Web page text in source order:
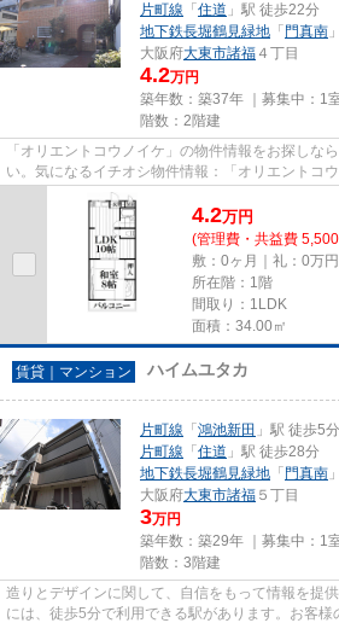
片町線 「 住道 」駅 徒歩22分
地下鉄長堀鶴見緑地 「 門真南
大阪府大東市諸福 ４丁目
4.2万円
築年数：築37年 ｜募集中： 1
階数：2階建
「オリエントコウノイケ」の物件情報をお探しな
い。気になるイチオシ物件情報：「オリエントコ
と、立地が魅力的な物件です。こ...
4.2万円
(管理費・共益費
敷：0ヶ月｜礼：0万円
所在階：1階
間取り：1LDK
面積：34.00㎡
賃貸｜マンション ハイムユタカ
片町線 「 鴻池新田 」駅 徒歩5分
片町線 「 住道 」駅 徒歩28分
地下鉄長堀鶴見緑地 「 門真南
大阪府大東市諸福 ５丁目
3万円
築年数：築29年 ｜募集中： 1
階数：3階建
造りとデザインに関して、自信をもって情報を提
には、徒歩5分で利用できる駅があります。お客